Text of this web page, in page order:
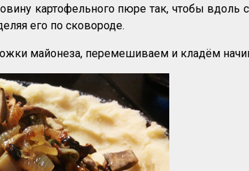
картофельного пюре так, чтобы вдоль
его по сковороде.
майонеза, перемешиваем и кладём